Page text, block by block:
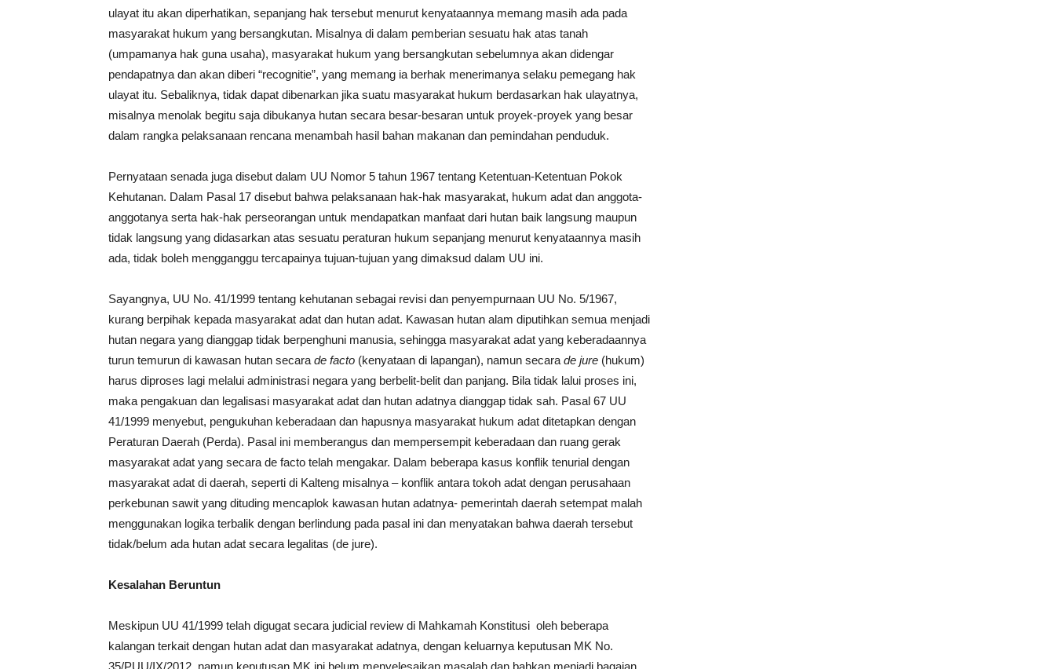
ulayat itu akan diperhatikan, sepanjang hak tersebut menurut kenyataannya memang masih ada pada
masyarakat hukum yang bersangkutan. Misalnya di dalam pemberian sesuatu hak atas tanah
(umpamanya hak guna usaha), masyarakat hukum yang bersangkutan sebelumnya akan didengar
pendapatnya dan akan diberi “recognitie”, yang memang ia berhak menerimanya selaku pemegang hak
ulayat itu. Sebaliknya, tidak dapat dibenarkan jika suatu masyarakat hukum berdasarkan hak ulayatnya,
misalnya menolak begitu saja dibukanya hutan secara besar-besaran untuk proyek-proyek yang besar
dalam rangka pelaksanaan rencana menambah hasil bahan makanan dan pemindahan penduduk.
Pernyataan senada juga disebut dalam UU Nomor 5 tahun 1967 tentang Ketentuan-Ketentuan Pokok
Kehutanan. Dalam Pasal 17 disebut bahwa pelaksanaan hak-hak masyarakat, hukum adat dan anggota-
anggotanya serta hak-hak perseorangan untuk mendapatkan manfaat dari hutan baik langsung maupun
tidak langsung yang didasarkan atas sesuatu peraturan hukum sepanjang menurut kenyataannya masih
ada, tidak boleh mengganggu tercapainya tujuan-tujuan yang dimaksud dalam UU ini.
Sayangnya, UU No. 41/1999 tentang kehutanan sebagai revisi dan penyempurnaan UU No. 5/1967,
kurang berpihak kepada masyarakat adat dan hutan adat. Kawasan hutan alam diputihkan semua menjadi
hutan negara yang dianggap tidak berpenghuni manusia, sehingga masyarakat adat yang keberadaannya
turun temurun di kawasan hutan secara de facto (kenyataan di lapangan), namun secara de jure (hukum)
harus diproses lagi melalui administrasi negara yang berbelit-belit dan panjang. Bila tidak lalui proses ini,
maka pengakuan dan legalisasi masyarakat adat dan hutan adatnya dianggap tidak sah. Pasal 67 UU
41/1999 menyebut, pengukuhan keberadaan dan hapusnya masyarakat hukum adat ditetapkan dengan
Peraturan Daerah (Perda). Pasal ini memberangus dan mempersempit keberadaan dan ruang gerak
masyarakat adat yang secara de facto telah mengakar. Dalam beberapa kasus konflik tenurial dengan
masyarakat adat di daerah, seperti di Kalteng misalnya – konflik antara tokoh adat dengan perusahaan
perkebunan sawit yang dituding mencaplok kawasan hutan adatnya- pemerintah daerah setempat malah
menggunakan logika terbalik dengan berlindung pada pasal ini dan menyatakan bahwa daerah tersebut
tidak/belum ada hutan adat secara legalitas (de jure).
Kesalahan Beruntun
Meskipun UU 41/1999 telah digugat secara judicial review di Mahkamah Konstitusi oleh beberapa
kalangan terkait dengan hutan adat dan masyarakat adatnya, dengan keluarnya keputusan MK No.
35/PUU/IX/2012, namun keputusan MK ini belum menyelesaikan masalah dan bahkan menjadi bagaian